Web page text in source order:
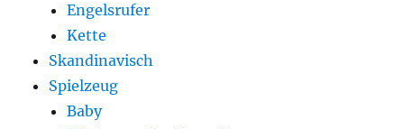
Engelsrufer
Kette
Skandinavisch
Spielzeug
Baby